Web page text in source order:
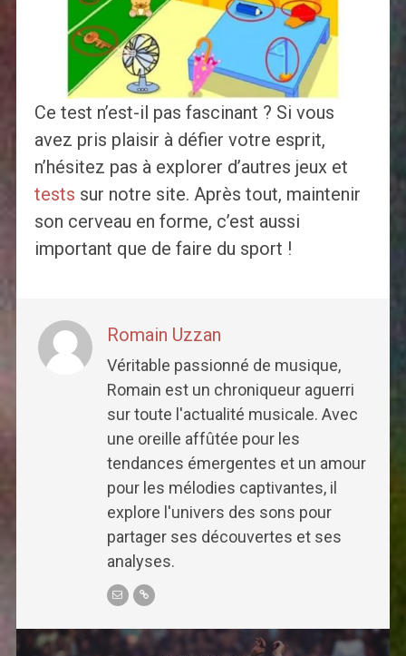
Ce test n’est-il pas fascinant ? Si vous
avez pris plaisir à défier votre esprit,
n’hésitez pas à explorer d’autres jeux et
tests sur notre site. Après tout, maintenir
son cerveau en forme, c’est aussi
important que de faire du sport !
Romain Uzzan
Véritable passionné de musique,
Romain est un chroniqueur aguerri
sur toute l'actualité musicale. Avec
une oreille affûtée pour les
tendances émergentes et un amour
pour les mélodies captivantes, il
explore l'univers des sons pour
partager ses découvertes et ses
analyses.
Post